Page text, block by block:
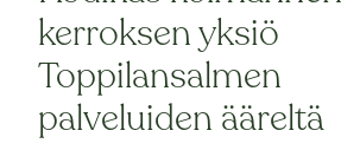
kerroksen yksiö
Toppilansalmen
palveluiden ääreltä